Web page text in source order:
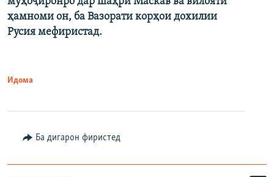
ҳамноми он, ба Вазорати корҳои дохилии
Русия мефиристад.
Идома
Ба дигарон фиристед